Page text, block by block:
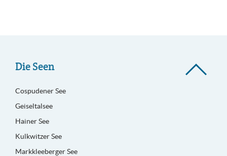
Die Seen
Cospudener See
Geiseltalsee
Hainer See
Kulkwitzer See
Markkleeberger See